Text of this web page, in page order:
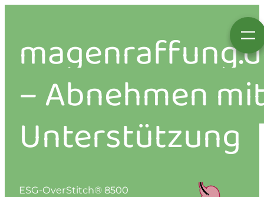
–Abnehmen
Unterstützung
ESG-OverStitch® 8500